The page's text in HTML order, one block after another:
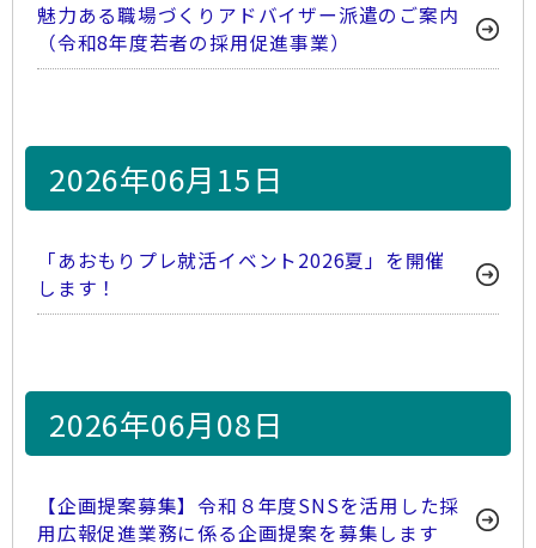
魅力ある職場づくりアドバイザー派遣のご案内
（令和8年度若者の採用促進事業）
2026年06月15日
「あおもりプレ就活イベント2026夏」を開催
します！
2026年06月08日
【企画提案募集】令和８年度SNSを活用した採
用広報促進業務に係る企画提案を募集します